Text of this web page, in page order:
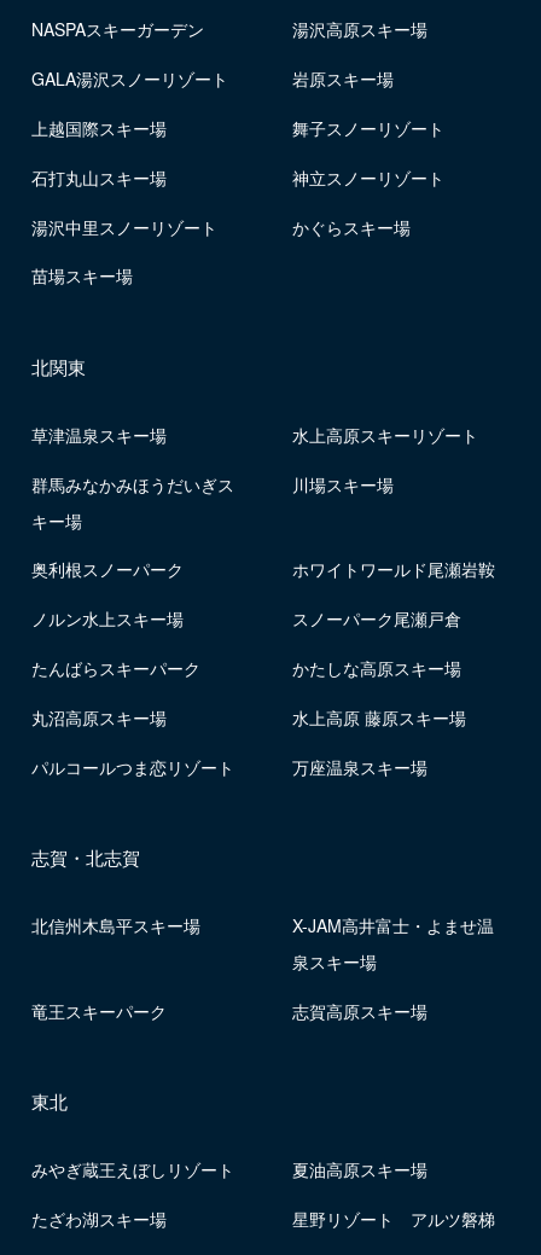
NASPAスキーガーデン 湯沢高原スキー場
GALA湯沢スノーリゾート 岩原スキー場
上越国際スキー場 舞子スノーリゾート
石打丸山スキー場 神立スノーリゾート
湯沢中里スノーリゾート かぐらスキー場
苗場スキー場
北関東
草津温泉スキー場 水上高原スキーリゾート
群馬みなかみほうだいぎス
キー場
川場スキー場
奥利根スノーパーク ホワイトワールド尾瀬岩鞍
ノルン水上スキー場 スノーパーク尾瀬戸倉
たんばらスキーパーク かたしな高原スキー場
丸沼高原スキー場 水上高原 藤原スキー場
パルコールつま恋リゾート 万座温泉スキー場
志賀・北志賀
北信州木島平スキー場
X-JAM高井富士・よませ温
泉スキー場
竜王スキーパーク 志賀高原スキー場
東北
みやぎ蔵王えぼしリゾート 夏油高原スキー場
たざわ湖スキー場 星野リゾート アルツ磐梯